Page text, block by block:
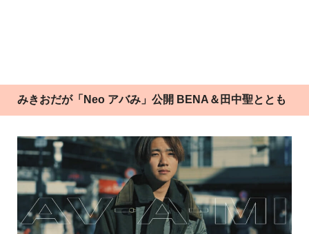
みきおだが「Neo アバみ」公開 BENA＆田中聖ととも